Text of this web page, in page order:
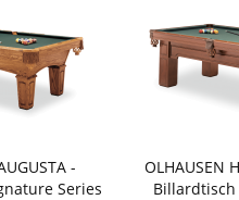
-
Series
OLHAUSEN
Billardtisch